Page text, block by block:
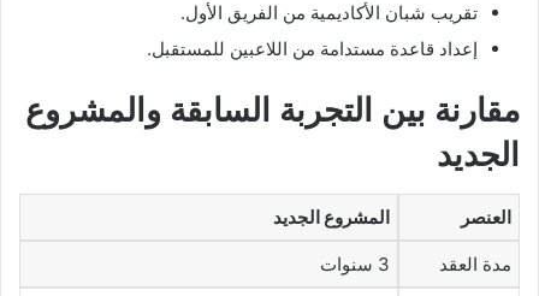
تقريب شبان الأكاديمية من الفريق الأول.
إعداد قاعدة مستدامة من اللاعبين للمستقبل.
مقارنة بين التجربة السابقة والمشروع
الجديد
العنصر المشروع الجديد
مدة العقد 3 سنوات